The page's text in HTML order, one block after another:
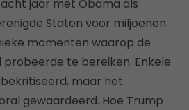
jaar met Obama als
Staten voor miljoenen
momenten waarop de
te bereiken. Enkele
maar het
gewaardeerd. Hoe Trump